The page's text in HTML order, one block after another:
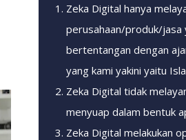
Zeka Digital hanya
perusahaan/produk/jasa
bertentangan dengan
yang kami yakini yaitu
Zeka Digital tidak
menyuap dalam bentuk
Zeka Digital melakukan